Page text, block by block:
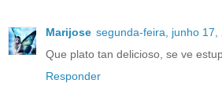
Marijose segunda-feira, junho 17,
Que plato tan delicioso, se ve
Responder